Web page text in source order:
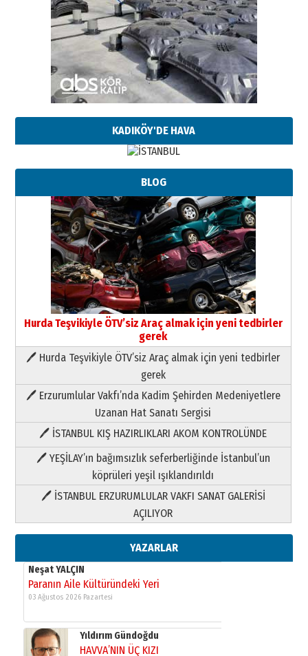
KADIKÖY'DE HAVA
BLOG
Hurda Teşvikiyle ÖTV’siz Araç almak için yeni tedbirler
gerek
🖊 Hurda Teşvikiyle ÖTV’siz Araç almak için yeni tedbirler
gerek
🖊 Erzurumlular Vakfı’nda Kadim Şehirden Medeniyetlere
Uzanan Hat Sanatı Sergisi
🖊 İSTANBUL KIŞ HAZIRLIKLARI AKOM KONTROLÜNDE
🖊 YEŞİLAY’ın bağımsızlık seferberliğinde İstanbul’un
köprüleri yeşil ışıklandırıldı
🖊 İSTANBUL ERZURUMLULAR VAKFI SANAT GALERİSİ
AÇILIYOR
YAZARLAR
Paranın Aile Kültüründeki Yeri
03 Ağustos 2026 Pazartesi
Yıldırım Gündoğdu
HAVVA’NIN ÜÇ KIZI
09 Temmuz 2026 Perşembe
Yusuf POLAT
Şampiyonluk Sebahattin Şirin’e
11 Mayıs 2026 Pazartesi
Neşat YALÇIN
Paranın Aile Kültüründeki Yeri
03 Ağustos 2026 Pazartesi
Yıldırım Gündoğdu
HAVVA’NIN ÜÇ KIZI